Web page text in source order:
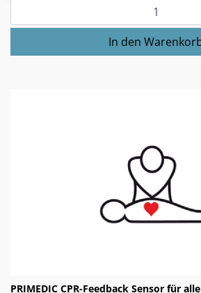
PRIMEDIC CPR-Feedback Sensor für alle